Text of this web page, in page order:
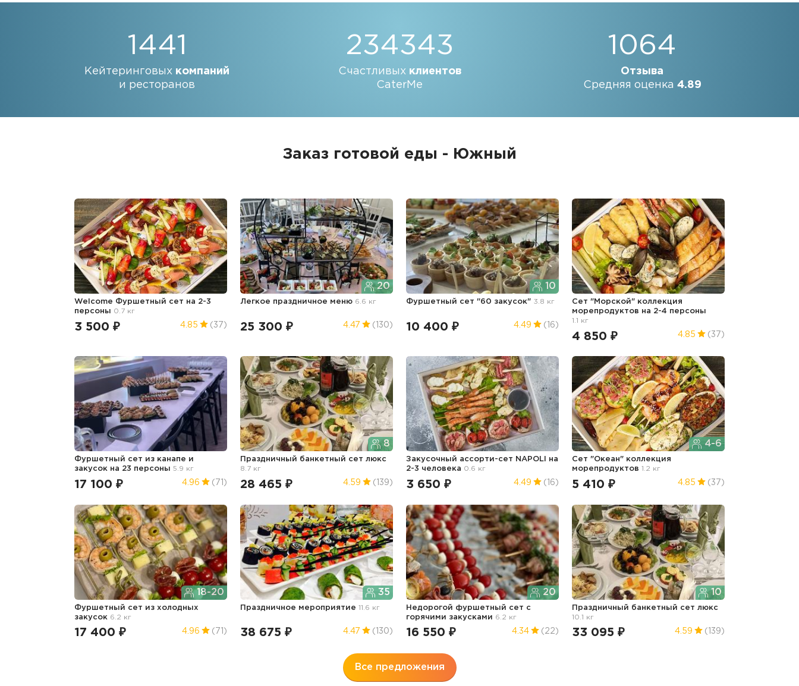
1441
Кейтеринговых компаний
и ресторанов
234343
Счастливых клиентов
CaterMe
1064
Отзыва
Средняя оценка 4.89
Заказ готовой еды - Южный
Welcome Фуршетный сет на 2-3
персоны 0.7 кг
3 500 ₽ 4.85 (37)
20
Легкое праздничное меню 6.6 кг
25 300 ₽ 4.47 (130)
10
Фуршетный сет "60 закусок" 3.8 кг
10 400 ₽ 4.49 (16)
Сет "Морской" коллекция
морепродуктов на 2-4 персоны
1.1 кг
4 850 ₽ 4.85 (37)
Фуршетный сет из канапе и
закусок на 23 персоны5.9 кг
17 100 ₽ 4.96 (71)
8
Праздничный банкетный сет люкс
8.7 кг
28 465 ₽ 4.59 (139)
Закусочный ассорти-сет NAPOLI на
2-3 человека 0.6 кг
3 650 ₽ 4.49 (16)
4-6
Сет "Океан" коллекция
морепродуктов
1.2 кг
5 410 ₽ 4.85 (37)
18-20
Фуршетный сет из холодных
закусок 6.2 кг
17 400 ₽ 4.96 (71)
35
Праздничное мероприятие11.6 кг
38 675 ₽ 4.47 (130)
20
Недорогой фуршетный сет с
горячими закусками 6.2 кг
16 550 ₽ 4.34 (22)
10
Праздничный банкетный сет люкс
10.1 кг
33 095 ₽ 4.59 (139)
Все предложения